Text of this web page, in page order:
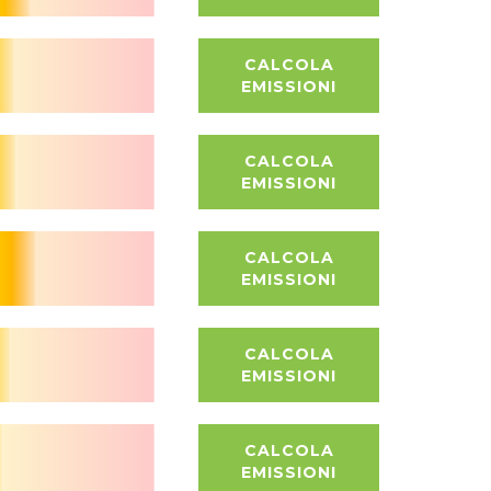
CALCOLA
EMISSIONI
CALCOLA
EMISSIONI
CALCOLA
EMISSIONI
CALCOLA
EMISSIONI
CALCOLA
EMISSIONI